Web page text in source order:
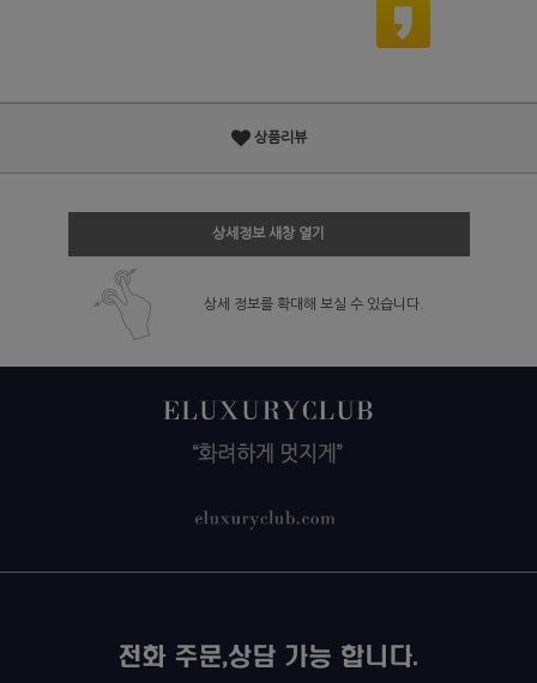
상품리뷰
상세정보 새창 열기
상세 정보를 확대해 보실 수 있습니다.